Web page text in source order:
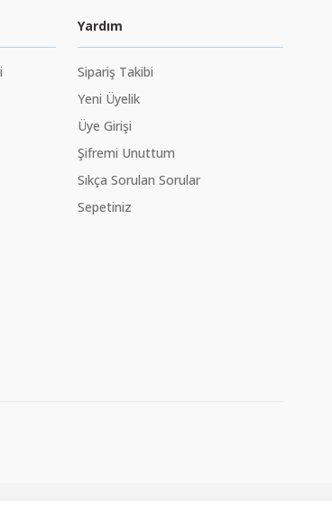
Yardım
Sipariş Takibi
Yeni Üyelik
Üye Girişi
Şifremi Unuttum
Sıkça Sorulan Sorular
Sepetiniz